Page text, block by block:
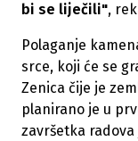
bi se liječili",
Polaganje
srce, koji će se
Zenica čije je
planirano je u
završetka